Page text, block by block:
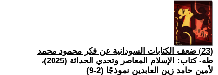
(23) ضعف الكتابات السودانية عن فكر محمود محمد
طه- كتاب: الإسلام المعاصر وتحدي الحداثة (2025)،
لأمين حامد زين العابدين نموذجًا (2-9)